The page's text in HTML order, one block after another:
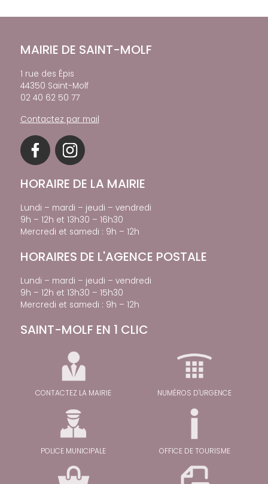
MAIRIE DE SAINT-MOLF
1 rue des Épis
44350 Saint-Molf
02 40 62 50 77
Contactez par mail
HORAIRE DE LA MAIRIE
Lundi – mardi – jeudi – vendredi
9h – 12h et 13h30 – 16h30
Mercredi et samedi : 9h – 12h
HORAIRES DE L'AGENCE POSTALE
Lundi – mardi – jeudi – vendredi
9h – 12h et 13h30 – 15h30
Mercredi et samedi : 9h – 12h
SAINT-MOLF EN 1 CLIC
CONTACTEZ LA MAIRIE NUMÉROS D'URGENCE
POLICE MUNICIPALE OFFICE DE TOURISME